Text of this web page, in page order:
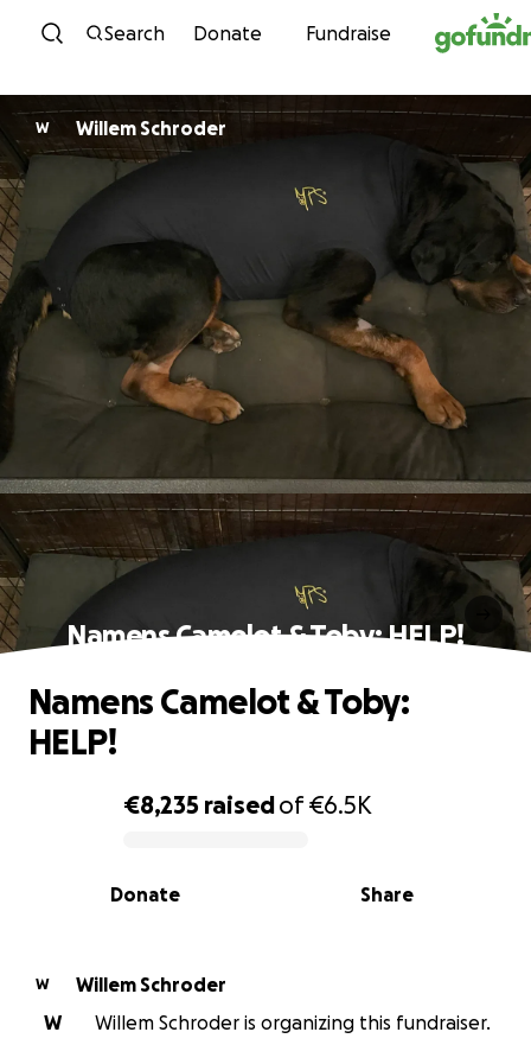
Skip to content
Search Donate Fundraise
W Willem Schroder
Namens Camelot & Toby: HELP!
0% complete
€8,235 raisedof€6.5K
Share
Donate
Namens Camelot & Toby:
HELP!
W
Willem Schroder
W
Willem Schroder is organizing this fundraiser.